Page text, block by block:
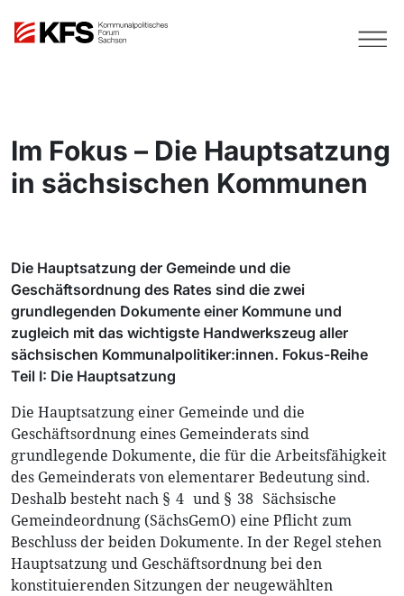
Im Fokus – Die Hauptsatzung
in sächsischen Kommunen
Die Hauptsatzung der Gemeinde und die
Geschäftsordnung des Rates sind die zwei
grundlegenden Dokumente einer Kommune und
zugleich mit das wichtigste Handwerkszeug aller
sächsischen Kommunalpolitiker:innen. Fokus-Reihe
Teil I: Die Hauptsatzung
Die Hauptsatzung einer Gemeinde und die
Geschäftsordnung eines Gemeinderats sind
grundlegende Dokumente, die für die Arbeitsfähigkeit
des Gemeinderats von elementarer Bedeutung sind.
Deshalb besteht nach § 4 und § 38 Sächsische
Gemeindeordnung (SächsGemO) eine Pflicht zum
Beschluss der beiden Dokumente. In der Regel stehen
Hauptsatzung und Geschäftsordnung bei den
konstituierenden Sitzungen der neugewählten